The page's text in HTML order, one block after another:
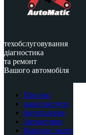
техобслуговування
діагностика
та ремонт
Вашого автомобіля
Про нас
наші послуги
фотогалерея
Запчастини
Корисно знати